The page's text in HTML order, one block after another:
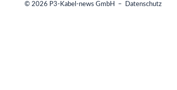
© 2026 P3-Kabel-news GmbH – Datenschutz